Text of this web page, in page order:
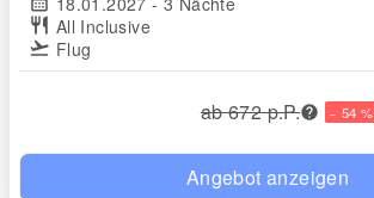
restaurant All Inclusive
flight_takeoff Flug
ab 672 p.P. − 54 %
Angebot anzeigen